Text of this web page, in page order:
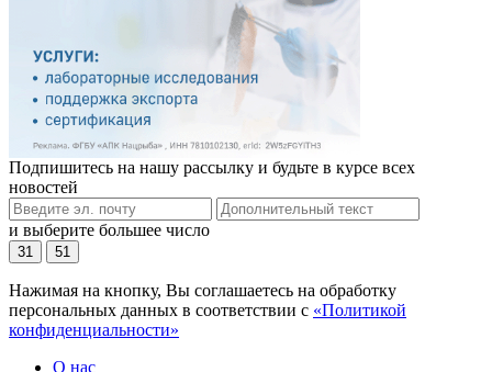
Подпишитесь на нашу рассылку и будьте в курсе всех
новостей
и выберите большее число
31 51
Нажимая на кнопку, Вы соглашаетесь на обработку
персональных данных в соответствии с «Политикой
конфиденциальности»
О нас